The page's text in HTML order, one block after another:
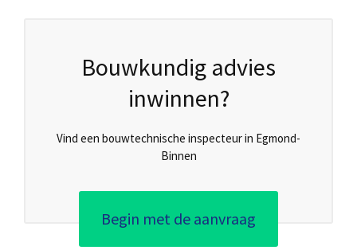
Bouwkundig advies
inwinnen?
Vind een bouwtechnische inspecteur in Egmond-
Binnen
Begin met de aanvraag